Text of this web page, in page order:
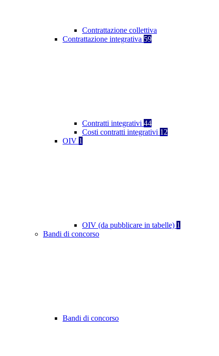
Contrattazione collettiva
Contrattazione integrativa 59
Contratti integrativi 44
Costi contratti integrativi 12
OIV 1
OIV (da pubblicare in tabelle) 1
Bandi di concorso
Bandi di concorso